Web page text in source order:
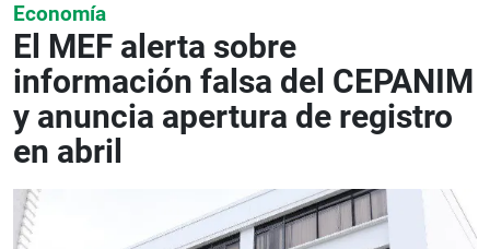
Economía
El MEF alerta sobre
información falsa del CEPANIM
y anuncia apertura de registro
en abril